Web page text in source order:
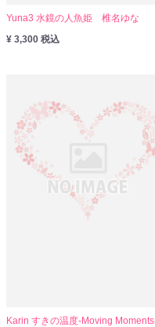
Yuna3 水鏡の人魚姫 椎名ゆな
¥ 3,300 税込
Karin すきの温度-Moving